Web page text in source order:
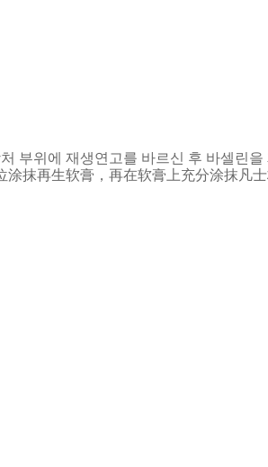
부위에 재생연고를 바르신 후 바셀린
抹再生软膏，再在软膏上充分涂抹凡士